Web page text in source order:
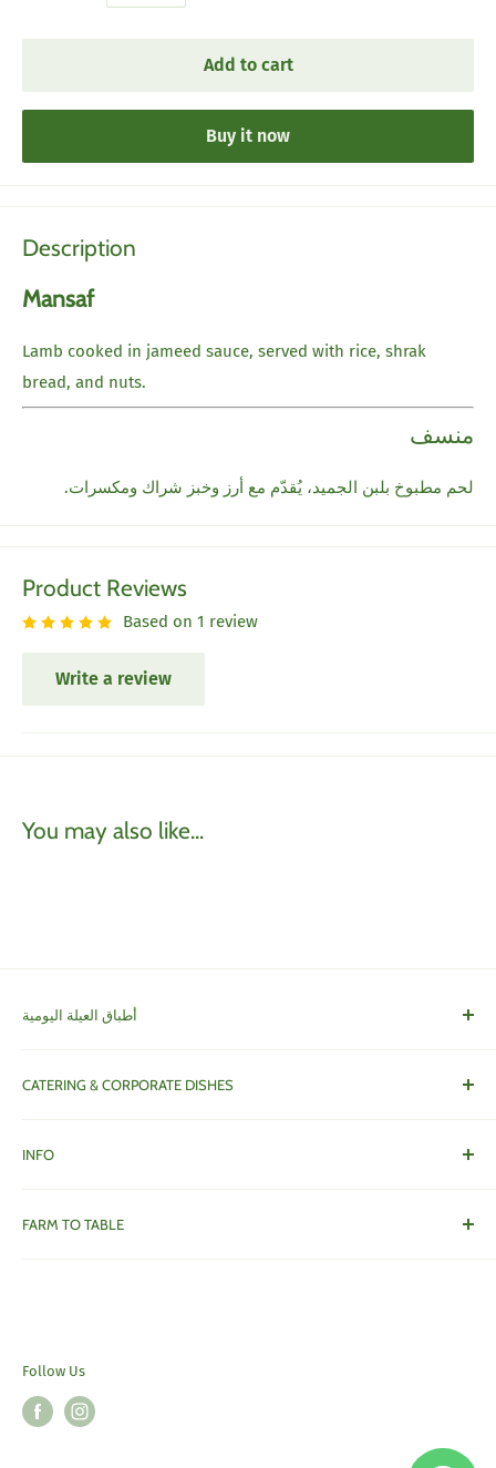
Add to cart
Buy it now
Description
Mansaf
Lamb cooked in jameed sauce, served with rice, shrak
bread, and nuts.
منسف
لحم مطبوخ بلبن الجميد، يُقدّم مع أرز وخبز شراك ومكسرات.
Product Reviews
Based on 1 review
Write a review
You may also like...
أطباق العيلة اليومية
CATERING & CORPORATE DISHES
INFO
Contact us
FARM TO TABLE
Follow Us